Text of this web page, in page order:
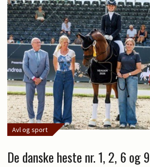
Avl og sport
De danske heste nr. 1, 2, 6 og